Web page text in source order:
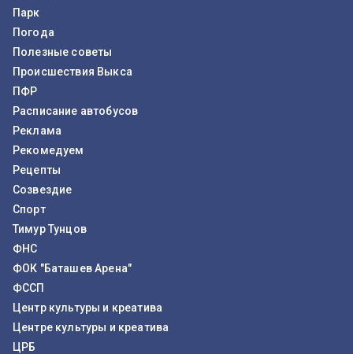
Парк
Погода
Полезные советы
Происшествия Выкса
ПФР
Расписание автобусов
Реклама
Рекомедуем
Рецепты
Созвездие
Спорт
Тимур Тунцов
ФНС
ФОК "Баташев Арена"
ФССП
Центр культуры и креатива
Центре культуры и креатива
ЦРБ